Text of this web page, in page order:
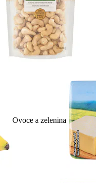
Ovoce a zelenina